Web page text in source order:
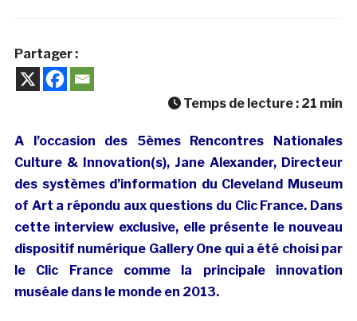
Partager :
Temps de lecture : 21 min
A l’occasion des 5èmes Rencontres Nationales
Culture & Innovation(s), Jane Alexander, Directeur
des systèmes d’information du Cleveland Museum
of Art a répondu aux questions du Clic France. Dans
cette interview exclusive, elle présente le nouveau
dispositif numérique Gallery One qui a été choisi par
le Clic France comme la principale innovation
muséale dans le monde en 2013.